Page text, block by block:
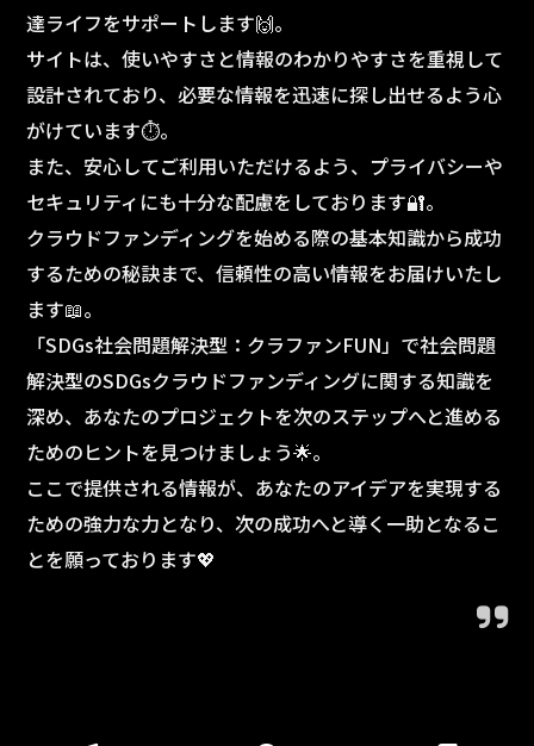
達ライフをサポートします🙌。
サイトは、使いやすさと情報のわかりやすさを重視して
設計されており、必要な情報を迅速に探し出せるよう心
がけています⏱️。
また、安心してご利用いただけるよう、プライバシーや
セキュリティにも十分な配慮をしております🔐。
クラウドファンディングを始める際の基本知識から成功
するための秘訣まで、信頼性の高い情報をお届けいたし
ます📖。
「SDGs社会問題解決型：クラファンFUN」で社会問題
解決型のSDGsクラウドファンディングに関する知識を
深め、あなたのプロジェクトを次のステップへと進める
ためのヒントを見つけましょう🌟。
ここで提供される情報が、あなたのアイデアを実現する
ための強力な力となり、次の成功へと導く一助となるこ
とを願っております💖